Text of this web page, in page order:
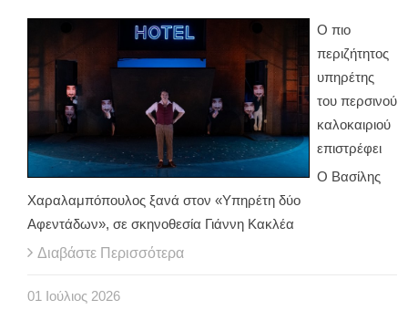
Ο πιο
περιζήτητος
υπηρέτης
του περσινού
καλοκαιριού
επιστρέφει
Ο Βασίλης
Χαραλαμπόπουλος ξανά στον «Υπηρέτη δύο
Αφεντάδων», σε σκηνοθεσία Γιάννη Κακλέα
Διαβάστε Περισσότερα
01 Ιούλιος 2026